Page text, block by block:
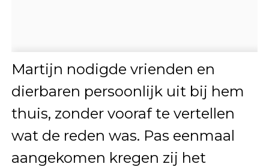
Martijn nodigde vrienden en
dierbaren persoonlijk uit bij hem
thuis, zonder vooraf te vertellen
wat de reden was. Pas eenmaal
aangekomen kregen zij het